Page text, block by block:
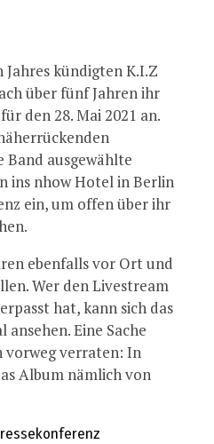
Jahres kündigten K.I.Z
über fünf Jahren ihr
den 28. Mai 2021 an.
Band ausgewählte
ins nhow Hotel in Berlin
ein, um offen über ihr
ebenfalls vor Ort und
Wer den Livestream
hat, kann sich das
Eine Sache
vorweg verraten: In
Album nämlich von